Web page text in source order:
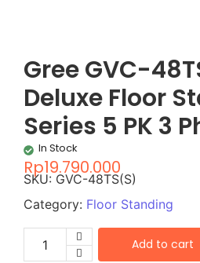
Gree GVC-
Deluxe Floor
Series 5 PK 3
In Stock
Rp19.790.000
SKU: GVC-48TS(S)
Category: Floor Standing
Add to cart